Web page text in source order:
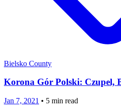
Bielsko County
Korona Gór Polski: Czupel,
Jan 7, 2021 • 5 min read